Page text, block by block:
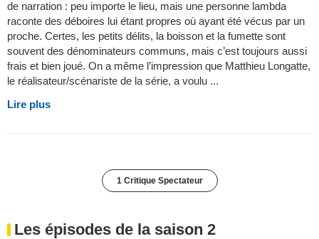
de narration : peu importe le lieu, mais une personne lambda
raconte des déboires lui étant propres où ayant été vécus par un
proche. Certes, les petits délits, la boisson et la fumette sont
souvent des dénominateurs communs, mais c’est toujours aussi
frais et bien joué. On a même l’impression que Matthieu Longatte,
le réalisateur/scénariste de la série, a voulu ...
Lire plus
1 Critique Spectateur
Les épisodes de la saison 2